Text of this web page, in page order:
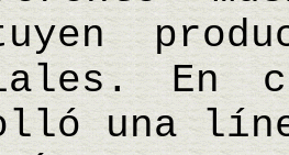
En
una